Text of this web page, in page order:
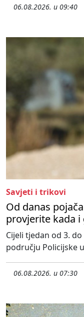
06.08.2026. u 09:40
Savjeti i trikovi
Od danas
provjerite kada i
Cijeli tjedan od 3.
području Policijske
06.08.2026. u 07:30